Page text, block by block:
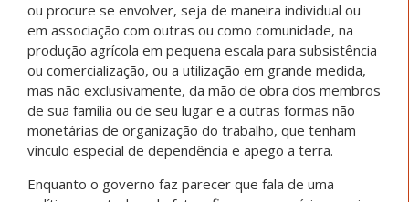
ou procure se envolver, seja de maneira individual ou
em associação com outras ou como comunidade, na
produção agrícola em pequena escala para subsistência
ou comercialização, ou a utilização em grande medida,
mas não exclusivamente, da mão de obra dos membros
de sua família ou de seu lugar e a outras formas não
monetárias de organização do trabalho, que tenham
vínculo especial de dependência e apego a terra.
Enquanto o governo faz parecer que fala de uma